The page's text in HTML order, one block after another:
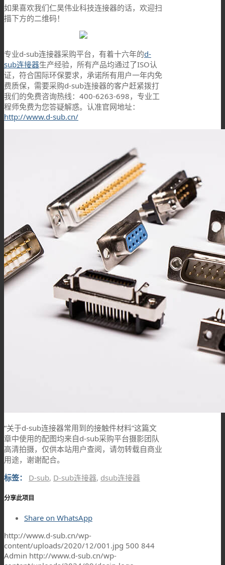
如果喜欢我们仁昊伟业科技连接器的话，欢迎扫
描下方的二维码！
专业d-sub连接器采购平台，有着十六年的d-
sub连接器生产经验，所有产品均通过了ISO认
证，符合国际环保要求，承诺所有用户一年内免
费质保，需要采购d-sub连接器的客户赶紧拨打
我们的免费咨询热线：400-6263-698，专业工
程师免费为您答疑解惑。认准官网地址：
http://www.d-sub.cn/
“关于d-sub连接器常用到的接触件材料”这篇文
章中使用的配图均来自d-sub采购平台摄影团队
高清拍摄，仅供本站用户查阅，请勿转载自商业
用途，谢谢配合。
标签：
D-sub, D-sub连接器, dsub连接器
分享此项目
Share on WhatsApp
http://www.d-sub.cn/wp-
content/uploads/2020/12/001.jpg 500 844
Admin http://www.d-sub.cn/wp-